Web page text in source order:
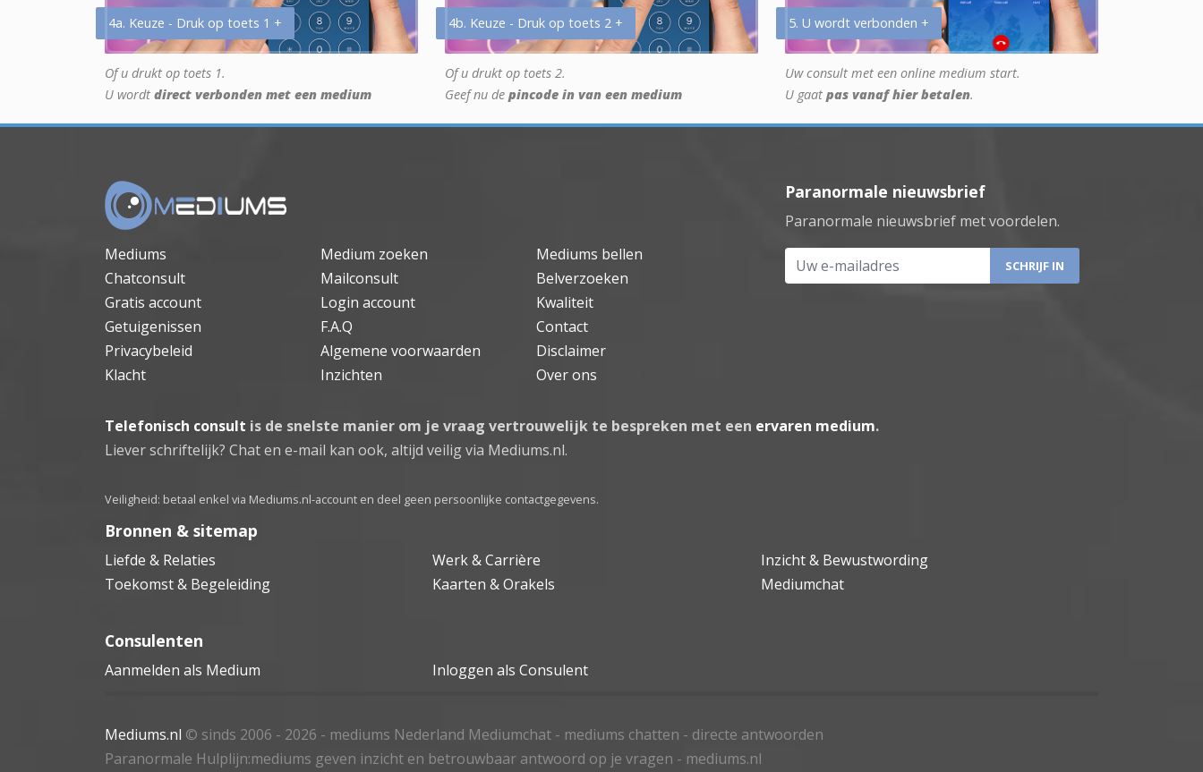
4a. Keuze - Druk op toets 1 +
Of u drukt op toets 1.
U wordt direct verbonden met een medium
4b. Keuze - Druk op toets 2 +
Of u drukt op toets 2.
Geef nu de pincode in van een medium
5. U wordt verbonden +
Uw consult met een online medium start.
U gaat pas vanaf hier betalen.
Mediums Medium zoeken
Mediums bellen
Chatconsult
Mailconsult
Belverzoeken
Gratis account
Login account
Kwaliteit
Getuigenissen
F.A.Q
Contact
Privacybeleid
Algemene voorwaarden
Disclaimer
Klacht
Inzichten Over ons
Paranormale nieuwsbrief
Paranormale nieuwsbrief met voordelen.
Uw e-mailadres
Telefonisch consult is de snelste manier om je vraag vertrouwelijk te bespreken met een ervaren medium.
Liever schriftelijk? Chat en e-mail kan ook, altijd veilig via Mediums.nl.
Veiligheid: betaal enkel via Mediums.nl-account en deel geen persoonlijke contactgegevens.
Bronnen & sitemap
Liefde & Relaties Werk & Carrière
Inzicht & Bewustwording
Toekomst & Begeleiding
Kaarten & Orakels Mediumchat
Consulenten
Aanmelden als Medium Inloggen als Consulent
Mediums.nl © sinds 2006 - 2026 - mediums Nederland Mediumchat - mediums chatten - directe antwoorden
Paranormale Hulplijn:mediums geven inzicht en betrouwbaar antwoord op je vragen - mediums.nl